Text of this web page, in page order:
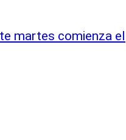
martes comienza el